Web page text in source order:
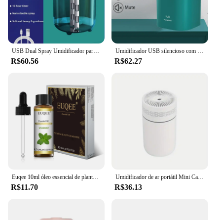
kit, ensuring that you can enjoy fresh, moist air
wherever you go. With its ability to operate silently,
it won't disrupt your focus or conversations, making
it a perfect companion for both personal and
professional use.
USB Dual Spray Umidificador para Uso Doméstico, Quarto, Mãe e Bebê, 1.8L Grande Capacidade, Alta Humidade de Nevoeiro Aromaterapia Máquina
R$60.56
Umidificador USB silencioso com lâmpada LED, spray duplo, grande capacidade, ar condicionado, sala, umidificação do ar, doméstico, 2000ml
R$62.27
Euqee 10ml óleo essencial de planta natural com conta-gotas para difusor umidificador lavanda jasmim eucalipto baunilha óleos essenciais
R$11.70
Umidificador de ar portátil Mini Car, Umidificador Névoa com Luz LED, Difusor de óleo essencial USB Powered, Quarto e Viagem, 250ml
R$36.13